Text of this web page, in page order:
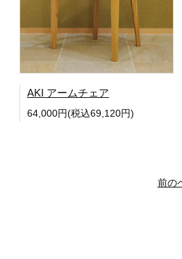
AKI アームチェア
64,000円(税込69,120円)
前の